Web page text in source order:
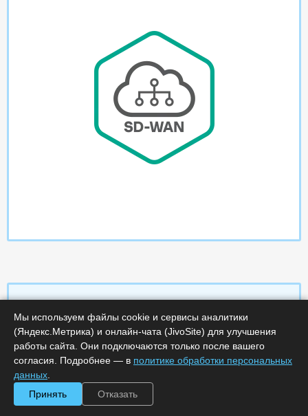
Характеристики
Срок поставки, дней :5
0000-323155
Артикул :
KL4245RAKDL
Мы используем файлы cookie и сервисы аналитики
(Яндекс.Метрика) и онлайн-чата (JivoSite) для улучшения
работы сайта. Они подключаются только после вашего
согласия. Подробнее — в политике обработки персональных
данных
Принять
Отказать